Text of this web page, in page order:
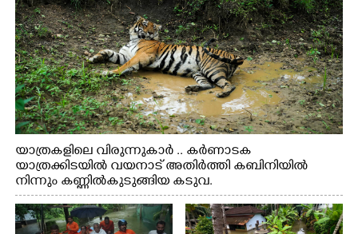
യാത്രകളിലെ വിരുന്നുകാർ .. കർണാടക
യാത്രക്കിടയിൽ വയനാട് അതിർത്തി കബിനിയിൽ
നിന്നും കണ്ണിൽകുടുങ്ങിയ കടുവ.